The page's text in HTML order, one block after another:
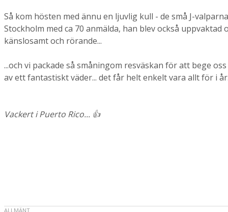
Så kom hösten med ännu en ljuvlig kull - de små J-
Stockholm med ca 70 anmälda, han blev också
känslosamt och rörande...
...och vi packade så småningom resväskan för att bege
av ett fantastiskt väder... det får helt enkelt vara allt för i
Vackert i Puerto Rico... 👍
ALLMÄNT